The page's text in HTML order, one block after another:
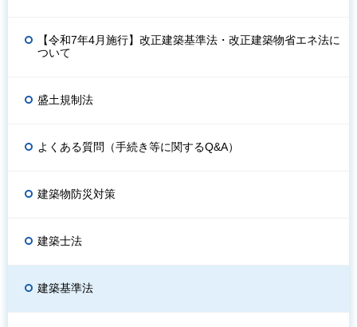
【令和7年4月施行】改正建築基準法・改正建築物省エネ法に
ついて
盛土規制法
よくある質問（手続き等に関するQ&A）
建築物防災対策
建築士法
建築基準法